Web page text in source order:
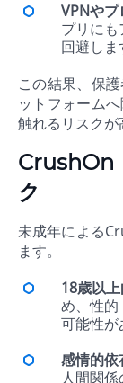
VPNや
プリに
回避しま
この結果、保
ットフォーム
触れるリスクが
CrushOn
ク
未成年による
ます。
18歳以
め、性的
可能性が
感情的依
人間関